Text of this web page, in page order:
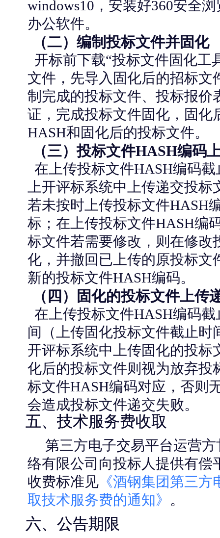
windows10，安装好360安全
办公软件。
（二）编制投标文件并固化
开标前下载“投标文件固化工
文件，先导入固化后的招标文
制完成的投标文件、投标报价
证，完成投标文件固化，固化
HASH和固化后的投标文件。
（三）投标文件HASH编码
在上传投标文件HASH编码
上开评标系统中上传递交投
若未按时上传投标文件HASH
标；在上传投标文件HASH编
标文件若需要修改，则在修改
化，并撤回已上传的原投标文
新的投标文件HASH编码。
（四）固化的投标文件上传
在上传投标文件HASH编码
间（上传固化投标文件截止时
开评标系统中上传固化的投标
化后的投标文件则视为放弃投
标文件HASH编码对应，否则
会造成投标文件递交失败。
五、技术服务费收取
第三方电子交易平台运营
络有限公司向投标人提供有偿
收费标准见 《酒钢集团第三
取技术服务费的通知》 。
六、公告期限